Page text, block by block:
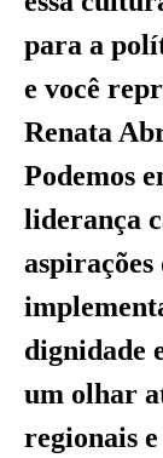
para a
e você
Renata
Podemos
liderança
aspirações
dignidade
um olhar
regionais